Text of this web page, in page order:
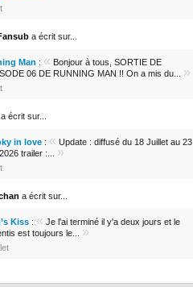
a écrit sur...
Man : « Bonjour à tous, SORTIE DE
06 DE RUNNING MAN !! On a mis du... »
a écrit sur...
in love : « Update : diffusé du 18 Juillet au 23
trailer :... »
a écrit sur...
Kiss : « Je l'ai terminé il y'a deux jours et le
est toujours le... »